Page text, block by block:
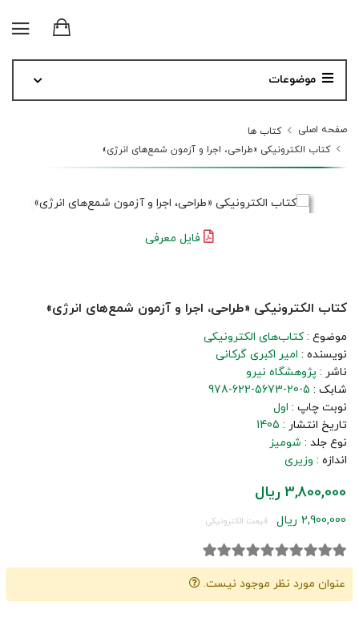
موضوعات
صفحه اصلی
کتاب ها
کتاب الکترونیکی «طراحی، اجرا و آزمون‌ شمع‌های انرژی»
فایل معرفی
کتاب الکترونیکی «طراحی، اجرا و آزمون‌ شمع‌های انرژی»
موضوع :کتاب‌های الکترونیکی
نویسنده : امیر اکبری گرکانی
ناشر : پژوهشگاه نیرو
شابک : 978-622-5673-20-5
نوبت چاپ : اول
تاریخ انتشار : 1405
نوع جلد : شومیز
اندازه : وزیری
3,800,000 ریال
2,900,000 ریال قیمت الکترونیکی
عنوان مورد نظر موجود نیست.